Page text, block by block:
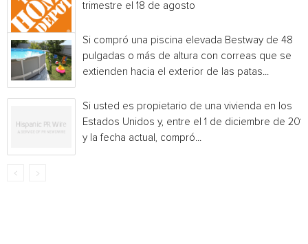
trimestre el 18 de agosto
Si compró una piscina elevada Bestway de 48
pulgadas o más de altura con correas que se
extienden hacia el exterior de las patas...
Si usted es propietario de una vivienda en los
Estados Unidos y, entre el 1 de diciembre de
y la fecha actual, compró...